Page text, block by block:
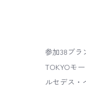
参加38ブラ
TOKYOモ
ルセデス・